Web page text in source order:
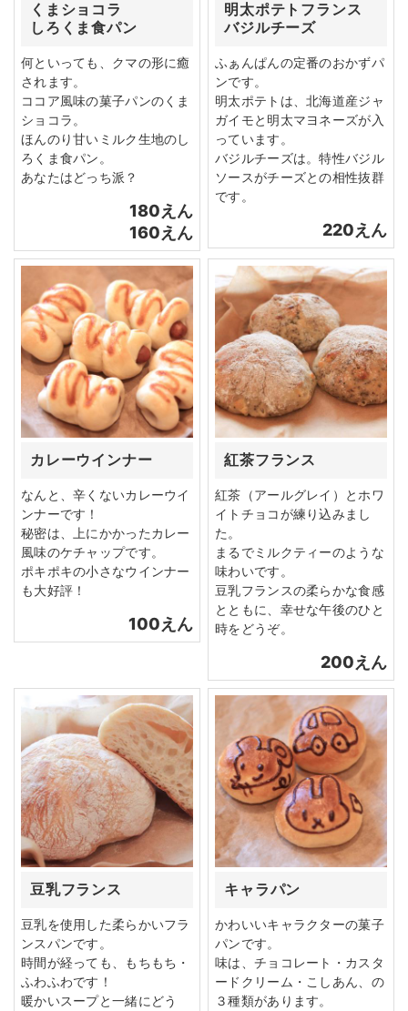
くまショコラ
しろくま食パン
何といっても、クマの形に癒
されます。
ココア風味の菓子パンのくま
ショコラ。
ほんのり甘いミルク生地のし
ろくま食パン。
あなたはどっち派？
180えん
160えん
明太ポテトフランス
バジルチーズ
ふぁんぱんの定番のおかずパ
ンです。
明太ポテトは、北海道産ジャ
ガイモと明太マヨネーズが入
っています。
バジルチーズは。特性バジル
ソースがチーズとの相性抜群
です。
220えん
カレーウインナー
なんと、辛くないカレーウイ
ンナーです！
秘密は、上にかかったカレー
風味のケチャップです。
ポキポキの小さなウインナー
も大好評！
100えん
紅茶フランス
紅茶（アールグレイ）とホワ
イトチョコが練り込みまし
た。
まるでミルクティーのような
味わいです。
豆乳フランスの柔らかな食感
とともに、幸せな午後のひと
時をどうぞ。
200えん
豆乳フランス
豆乳を使用した柔らかいフラ
ンスパンです。
時間が経っても、もちもち・
ふわふわです！
暖かいスープと一緒にどう
キャラパン
かわいいキャラクターの菓子
パンです。
味は、チョコレート・カスタ
ードクリーム・こしあん、の
３種類があります。